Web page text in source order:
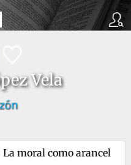
Vela
La moral como arancel